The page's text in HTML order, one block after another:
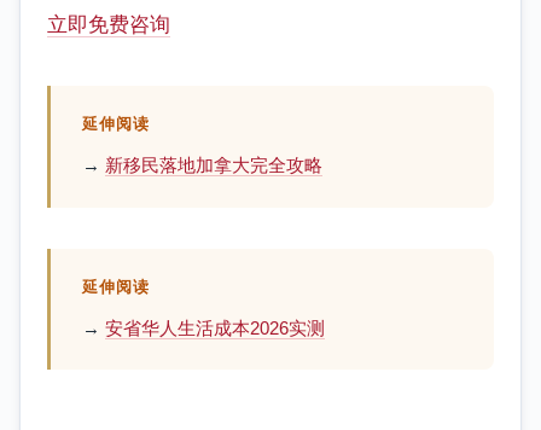
立即免费咨询
延伸阅读
→ 新移民落地加拿大完全攻略
延伸阅读
→ 安省华人生活成本2026实测